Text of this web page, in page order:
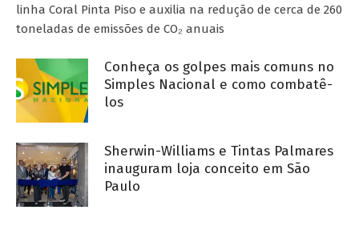
linha Coral Pinta Piso e auxilia na redução de cerca de 260
toneladas de emissões de CO₂ anuais
Conheça os golpes mais comuns no
Simples Nacional e como combatê-
los
Sherwin-Williams e Tintas Palmares
inauguram loja conceito em São
Paulo